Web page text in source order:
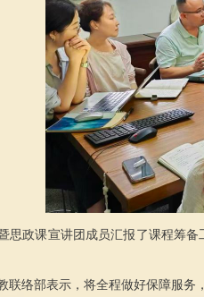
思政课宣讲团成员汇报了课程筹
联络部表示，将全程做好保障服